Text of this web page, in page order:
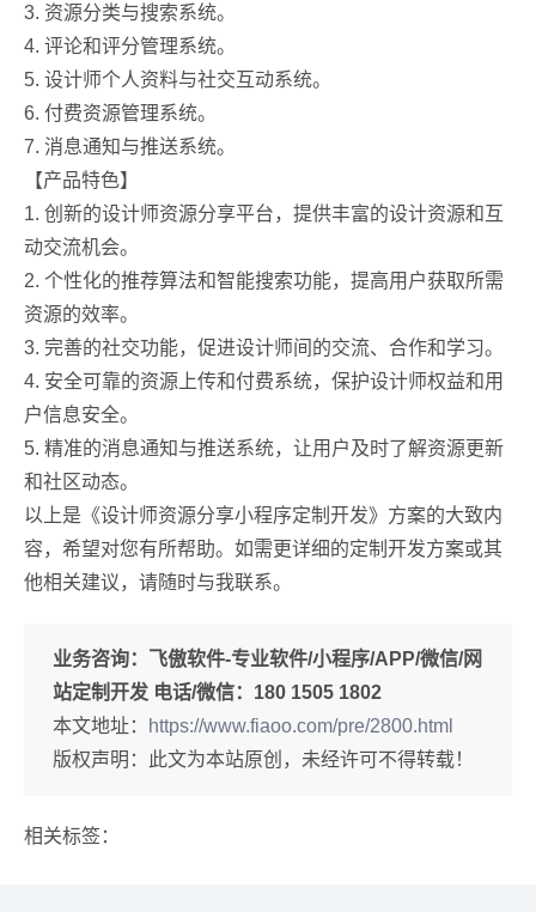
3. 资源分类与搜索系统。
4. 评论和评分管理系统。
5. 设计师个人资料与社交互动系统。
6. 付费资源管理系统。
7. 消息通知与推送系统。
【产品特色】
1. 创新的设计师资源分享平台，提供丰富的设计资源和互
动交流机会。
2. 个性化的推荐算法和智能搜索功能，提高用户获取所需
资源的效率。
3. 完善的社交功能，促进设计师间的交流、合作和学习。
4. 安全可靠的资源上传和付费系统，保护设计师权益和用
户信息安全。
5. 精准的消息通知与推送系统，让用户及时了解资源更新
和社区动态。
以上是《设计师资源分享小程序定制开发》方案的大致内
容，希望对您有所帮助。如需更详细的定制开发方案或其
他相关建议，请随时与我联系。
业务咨询： 飞傲软件-专业软件/小程序/APP/微信/网
站定制开发 电话/微信：180 1505 1802
本文地址：
https://www.fiaoo.com/pre/2800.html
版权声明：此文为本站原创，未经许可不得转载！
相关标签：